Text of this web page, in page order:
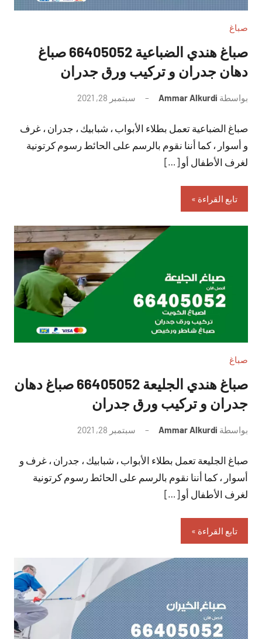
صباغ
صباغ هندي الضباعية 66405052 صباغ
دهان جدران و تركيب ورق جدران
بواسطة Ammar Alkurdi سبتمبر 28, 2021
تعليقات
صباغ الضباعية تعمل بطلاء الأبواب ، شبابيك ، جدران ، غرف
و أسوار ، كما أننا نقوم بالرسم على الحائط رسوم كرتونية
لغرف الأطفال أو […]
تابع القراءة
صباغ
صباغ هندي الجليعة 66405052 صباغ دهان
جدران و تركيب ورق جدران
بواسطة Ammar Alkurdi سبتمبر 28, 2021
تعليقات
صباغ الجليعة تعمل بطلاء الأبواب ، شبابيك ، جدران ، غرف و
أسوار ، كما أننا نقوم بالرسم على الحائط رسوم كرتونية
لغرف الأطفال أو […]
تابع القراءة